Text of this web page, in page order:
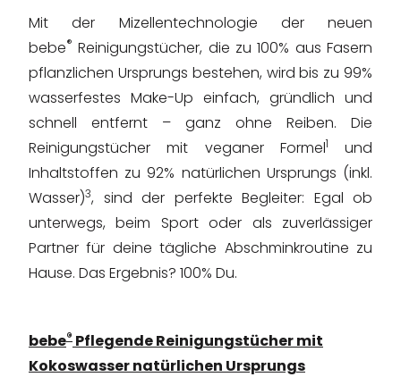
Mit der Mizellentechnologie der neuen
bebe® Reinigungstücher, die zu 100% aus Fasern
pflanzlichen Ursprungs bestehen, wird bis zu 99%
wasserfestes Make-Up einfach, gründlich und
schnell entfernt – ganz ohne Reiben. Die
Reinigungstücher mit veganer Formel1
und
Inhaltstoffen zu 92% natürlichen Ursprungs (inkl.
Wasser)3, sind der perfekte Begleiter: Egal ob
unterwegs, beim Sport oder als zuverlässiger
Partner für deine tägliche Abschminkroutine zu
Hause. Das Ergebnis? 100% Du.
bebe® Pflegende Reinigungstücher mit
Kokoswasser natürlichen Ursprungs